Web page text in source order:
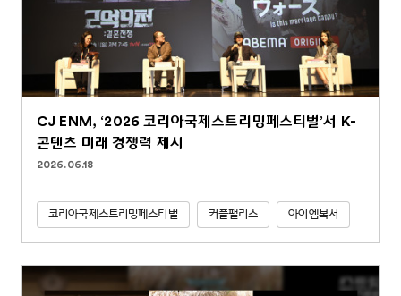
CJ ENM, ‘2026 코리아국제스트리밍페스티벌’서 K-
콘텐츠 미래 경쟁력 제시
2026.06.18
코리아국제스트리밍페스티벌 커플팰리스 아이엠복서